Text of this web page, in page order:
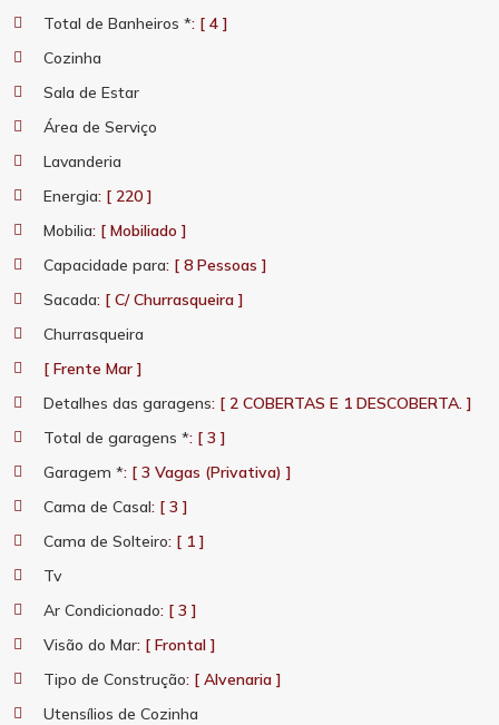
Total de Banheiros *: [ 4 ]
Cozinha
Sala de Estar
Área de Serviço
Lavanderia
Energia: [ 220 ]
Mobilia: [ Mobiliado ]
Capacidade para: [ 8 Pessoas ]
Sacada: [ C/ Churrasqueira ]
Churrasqueira
[ Frente Mar ]
Detalhes das garagens: [ 2 COBERTAS E 1 DESCOBERTA. ]
Total de garagens *: [ 3 ]
Garagem *: [ 3 Vagas (Privativa) ]
Cama de Casal: [ 3 ]
Cama de Solteiro: [ 1 ]
Tv
Ar Condicionado: [ 3 ]
Visão do Mar: [ Frontal ]
Tipo de Construção: [ Alvenaria ]
Utensílios de Cozinha